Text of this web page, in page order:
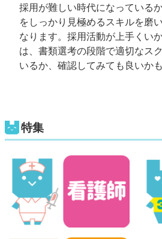
採用が難しい時代になっている
をしっかり見極めるスキルを磨
なります。採用活動が上手くい
は、書類選考の段階で適切なス
いるか、確認してみても良いか
特集